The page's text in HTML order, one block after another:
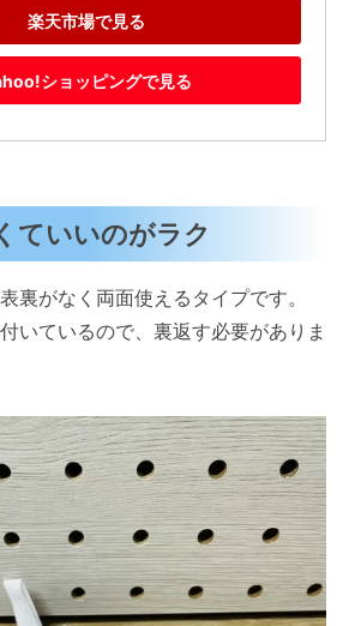
楽天市場で見る
ショッピングで見る
ていいのがラク
裏がなく両面使えるタイプです。
いているので、裏返す必要がありま